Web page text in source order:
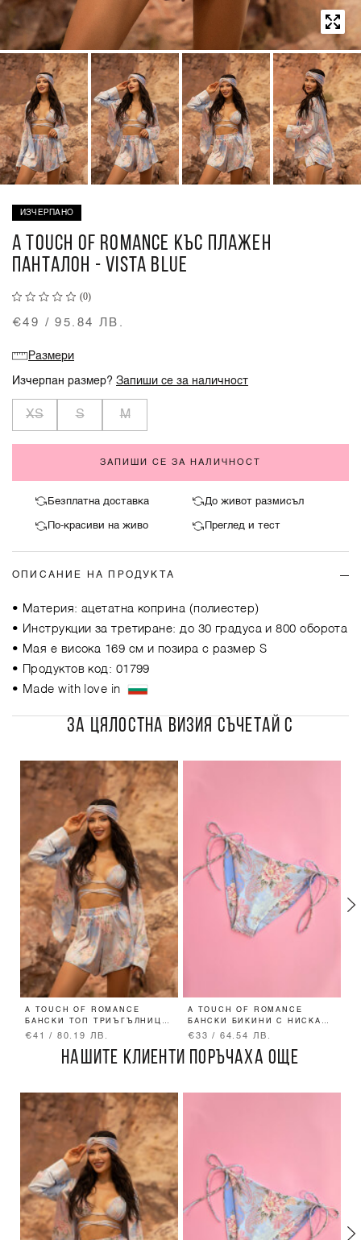
ИЗЧЕРПАНО
A TOUCH OF ROMANCE КЪС ПЛАЖЕН
ПАНТАЛОН - VISTA BLUE
(0)
€49 / 95.84 ЛВ.
Размери
Изчерпан размер?Запиши се за наличност
XS S M
ЗАПИШИ СЕ ЗА НАЛИЧНОСТ
Безплатна доставка До живот размисъл
По-красиви на живо Преглед и тест
ОПИСАНИЕ НА ПРОДУКТА
• Материя: ацетатна коприна (полиестер)
• Инструкции за третиране: до 30 градуса и 800 оборота
• Мая е висока 169 см и позира с размер S
• Продуктов код: 01799
• Made with love in
ЗА ЦЯЛОСТНА ВИЗИЯ СЪЧЕТАЙ С
A TOUCH OF ROMANCE
БАНСКИ ТОП ТРИЪГЪЛНИЦИ
- VISTA BLUE
€41 / 80.19 ЛВ.
A TOUCH OF ROMANCE
БАНСКИ БИКИНИ С НИСКА
ТАЛИЯ И ВРЪЗКИ - VISTA
€33 / 64.54 ЛВ.
НАШИТЕ КЛИЕНТИ ПОРЪЧАХА ОЩЕ